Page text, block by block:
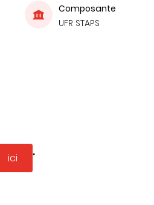
Composante
UFR STAPS
ici "